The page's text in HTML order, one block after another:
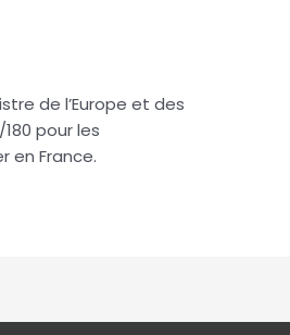
de l’Europe et des
pour les
en France.